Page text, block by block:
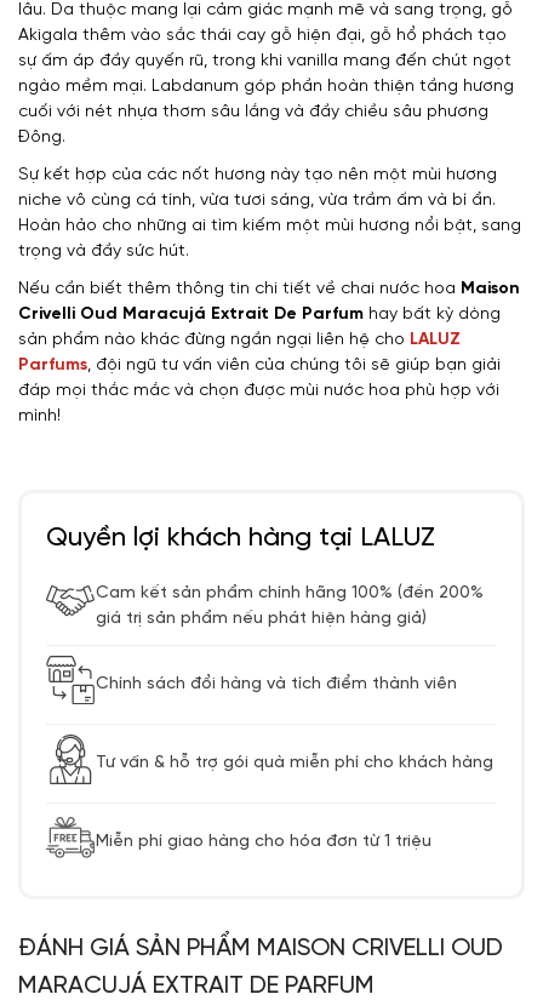
lâu. Da thuộc mang lại cảm giác mạnh mẽ và sang trọng, gỗ
Akigala thêm vào sắc thái cay gỗ hiện đại, gỗ hổ phách tạo
sự ấm áp đầy quyến rũ, trong khi vanilla mang đến chút ngọt
ngào mềm mại. Labdanum góp phần hoàn thiện tầng hương
cuối với nét nhựa thơm sâu lắng và đầy chiều sâu phương
Đông.
Sự kết hợp của các nốt hương này tạo nên một mùi hương
niche vô cùng cá tính, vừa tươi sáng, vừa trầm ấm và bí ẩn.
Hoàn hảo cho những ai tìm kiếm một mùi hương nổi bật, sang
trọng và đầy sức hút.
Nếu cần biết thêm thông tin chi tiết về chai nước hoa Maison
Crivelli Oud Maracujá Extrait De Parfum hay bất kỳ dòng
sản phẩm nào khác đừng ngần ngại liên hệ cho LALUZ
Parfums, đội ngũ tư vấn viên của chúng tôi sẽ giúp bạn giải
đáp mọi thắc mắc và chọn được mùi nước hoa phù hợp với
mình!
Quyền lợi khách hàng tại LALUZ
Cam kết sản phẩm chính hãng 100% (đền 200%
giá trị sản phẩm nếu phát hiện hàng giả)
Chính sách đổi hàng và tích điểm thành viên
Tư vấn & hỗ trợ gói quà miễn phí cho khách hàng
Miễn phí giao hàng cho hóa đơn từ 1 triệu
ĐÁNH GIÁ SẢN PHẨM MAISON CRIVELLI OUD
MARACUJÁ EXTRAIT DE PARFUM